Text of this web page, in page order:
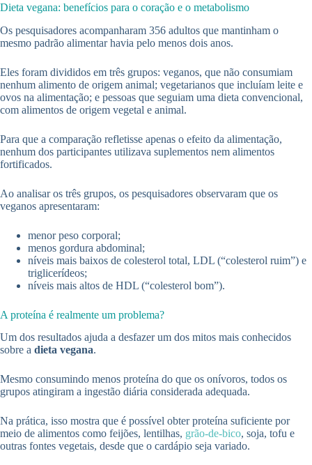
Dieta vegana: benefícios para o coração e o metabolismo
Os pesquisadores acompanharam 356 adultos que mantinham o
mesmo padrão alimentar havia pelo menos dois anos.
Eles foram divididos em três grupos: veganos, que não consumiam
nenhum alimento de origem animal; vegetarianos que incluíam leite e
ovos na alimentação; e pessoas que seguiam uma dieta convencional,
com alimentos de origem vegetal e animal.
Para que a comparação refletisse apenas o efeito da alimentação,
nenhum dos participantes utilizava suplementos nem alimentos
fortificados.
Ao analisar os três grupos, os pesquisadores observaram que os
veganos apresentaram:
menor peso corporal;
menos gordura abdominal;
níveis mais baixos de colesterol total, LDL (“colesterol ruim”) e
triglicerídeos;
níveis mais altos de HDL (“colesterol bom”).
A proteína é realmente um problema?
Um dos resultados ajuda a desfazer um dos mitos mais conhecidos
sobre a dieta vegana.
Mesmo consumindo menos proteína do que os onívoros, todos os
grupos atingiram a ingestão diária considerada adequada.
Na prática, isso mostra que é possível obter proteína suficiente por
meio de alimentos como feijões, lentilhas, grão-de-bico, soja, tofu e
outras fontes vegetais, desde que o cardápio seja variado.